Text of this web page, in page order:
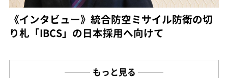
《インタビュー》統合防空ミサイル防衛の切
り札「IBCS」の日本採用へ向けて
もっと見る